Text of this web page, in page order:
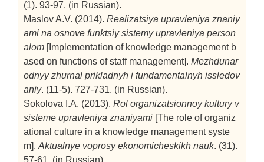
(1). 93-97. (in Russian).
Maslov A.V. (2014). Realizatsiya upravleniya znaniy
ami na osnove funktsiy sistemy upravleniya person
alom [Implementation of knowledge management b
ased on functions of staff management]. Mezhdunar
odnyy zhurnal prikladnyh i fundamentalnyh issledov
aniy. (11-5). 727-731. (in Russian).
Sokolova I.A. (2013). Rol organizatsionnoy kultury v
sisteme upravleniya znaniyami [The role of organiz
ational culture in a knowledge management syste
m]. Aktualnye voprosy ekonomicheskikh nauk. (31).